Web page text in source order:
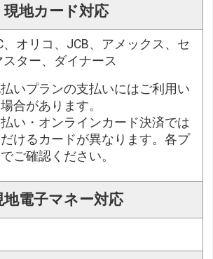
現地カード対応
、オリコ、JCB、アメックス、セ
スター、ダイナース
いプランの支払いにはご利用い
合があります。
い・オンラインカード決済では
けるカードが異なります。各プ
ご確認ください。
地電子マネー対応